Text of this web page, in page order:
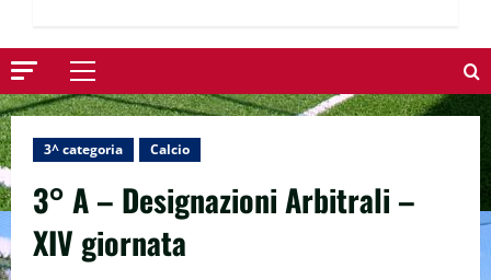
Menu
principale
3^ categoria Calcio
3° A – Designazioni Arbitrali –
XIV giornata